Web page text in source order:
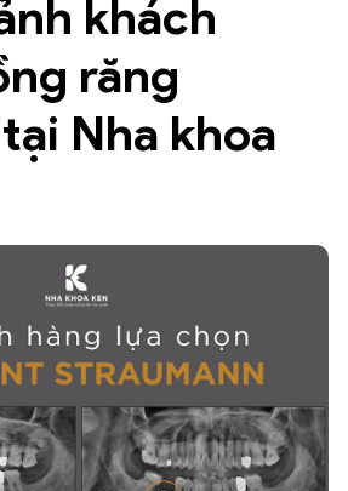
khách
răng
Nha khoa